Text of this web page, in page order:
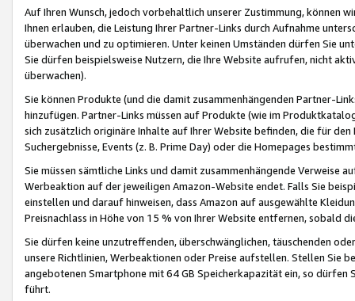
Auf Ihren Wunsch, jedoch vorbehaltlich unserer Zustimmung, können
Ihnen erlauben, die Leistung Ihrer Partner-Links durch Aufnahme
überwachen und zu optimieren. Unter keinen Umständen dürfen Sie
Sie dürfen beispielsweise Nutzern, die Ihre Website aufrufen, nicht
überwachen).
Sie können Produkte (und die damit zusammenhängenden Partner-
hinzufügen. Partner-Links müssen auf Produkte (wie im
sich zusätzlich originäre Inhalte auf Ihrer Website befinden, die für
Suchergebnisse, Events (z. B. Prime Day) oder die Homepages
Sie müssen sämtliche Links und damit zusammenhängende
Werbeaktion auf der jeweiligen Amazon-Website endet. Falls Sie
einstellen und darauf hinweisen, dass Amazon auf ausgewählte
Preisnachlass in Höhe von 15 % von Ihrer Website entfernen, sobald
Sie dürfen keine unzutreffenden, überschwänglichen, täuschenden
unsere Richtlinien, Werbeaktionen oder Preise aufstellen. Stellen Sie
angebotenen Smartphone mit 64 GB Speicherkapazität ein, so dürfen
führt.